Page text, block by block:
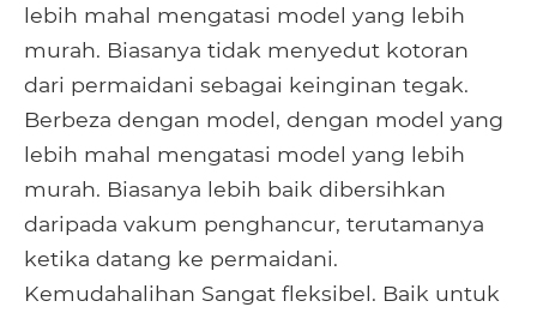
lebih mahal mengatasi model yang lebih
murah. Biasanya tidak menyedut kotoran
dari permaidani sebagai keinginan tegak.
Berbeza dengan model, dengan model yang
lebih mahal mengatasi model yang lebih
murah. Biasanya lebih baik dibersihkan
daripada vakum penghancur, terutamanya
ketika datang ke permaidani.
Kemudahalihan Sangat fleksibel. Baik untuk